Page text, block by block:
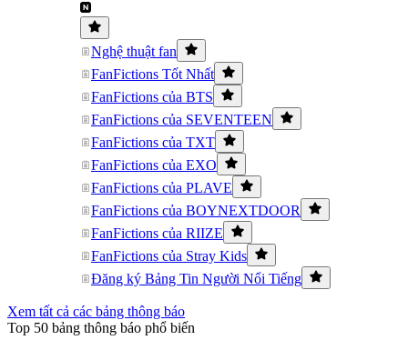
Nghệ thuật fan
FanFictions Tốt Nhất
FanFictions của BTS
FanFictions của SEVENTEEN
FanFictions của TXT
FanFictions của EXO
FanFictions của PLAVE
FanFictions của BOYNEXTDOOR
FanFictions của RIIZE
FanFictions của Stray Kids
Đăng ký Bảng Tin Người Nổi Tiếng
Xem tất cả các bảng thông báo
Top 50 bảng thông báo phổ biến